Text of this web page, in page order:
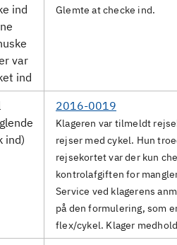
ind
var
ind
Glemte at checke ind.
ind)
2016-0019
Klageren var tilmeldt
rejser med cykel. Hun
rejsekortet var der kun
kontrolafgiften for
Service ved klagerens
på den formulering, som
flex/cykel. Klager